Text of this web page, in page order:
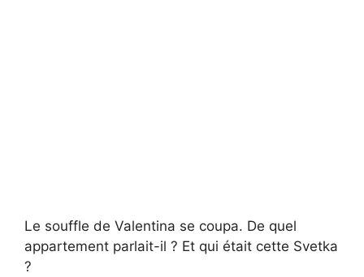
Le souffle de Valentina se coupa. De quel
appartement parlait-il ? Et qui était cette Svetka
?